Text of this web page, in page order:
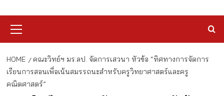
Menu
HOME
คณะวิทย์ฯ มร.ลป. จัดการเสวนา หัวข้อ “ทิศทางการจัดการ
เรียนการสอนเพื่อเน้นสมรรถนะสำหรับครูวิทยาศาสตร์และครู
คณิตศาสตร์”